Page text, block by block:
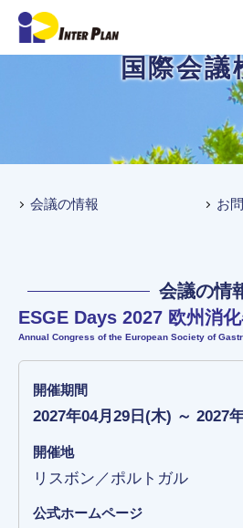
国際会議
会議の情報 お
会議の情
ESGE Days 2027 欧州消
Annual Congress of the European Society of
開催期間
2027年04月29日(木) ～ 2027
開催地
リスボン／ポルトガル
公式ホームページ